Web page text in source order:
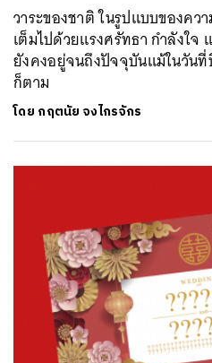
วาระของชาติ ในรูปแบบของค
เต็มไปด้วยแรงศรัทธา กำลังใจ
ยังคงอยู่จนถึงปัจจุบันแม้ในวันที่
ก็ตาม
โดย กฤตนัย จงไกรจักร
ค้นหา
SHARE